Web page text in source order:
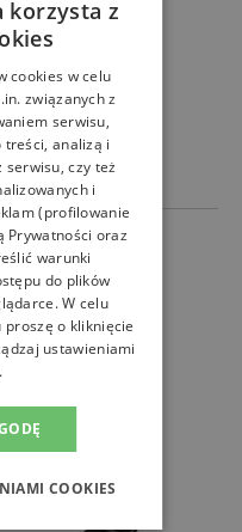
również
korzysta z
cookies w celu
związanych z
serwisu,
analizą i
czy też
i
(profilowanie
Prywatności oraz
warunki
do plików
W celu
o kliknięcie
ustawieniami
COOKIES